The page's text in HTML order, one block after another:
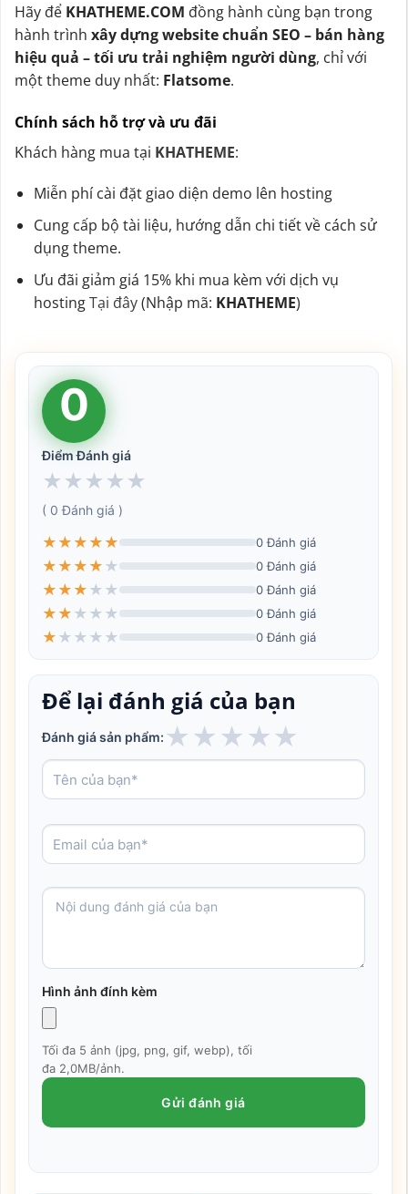
Hãy để KHATHEME.COM đồng hành cùng bạn trong
hành trình xây dựng website chuẩn SEO – bán hàng
hiệu quả – tối ưu trải nghiệm người dùng, chỉ với
một theme duy nhất: Flatsome.
Chính sách hỗ trợ và ưu đãi
Khách hàng mua tại KHATHEME:
Miễn phí cài đặt giao diện demo lên hosting
Cung cấp bộ tài liệu, hướng dẫn chi tiết về cách sử
dụng theme.
Ưu đãi giảm giá 15% khi mua kèm với dịch vụ
hostingTại đây(Nhập mã: KHATHEME)
0
Điểm Đánh giá
★ ★ ★ ★ ★
( 0 Đánh giá )
★ ★ ★ ★ ★ 0 Đánh giá
★ ★ ★ ★ ★ 0 Đánh giá
★ ★ ★ ★ ★ 0 Đánh giá
★ ★ ★ ★ ★ 0 Đánh giá
★ ★ ★ ★ ★ 0 Đánh giá
Để lại đánh giá của bạn
Đánh giá sản phẩm: ★ ★ ★ ★★
Hình ảnh đính kèm
Tối đa 5 ảnh (jpg, png, gif, webp), tối
đa 2,0MB/ảnh.
Gửi đánh giá